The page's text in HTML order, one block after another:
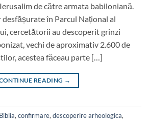
de către armata babiloniană.
în Parcul Național al
cercetătorii au descoperit grinzi
vechi de aproximativ 2.600 de
acestea făceau parte […]
READING →
Biblia, confirmare, descoperire arheologica,